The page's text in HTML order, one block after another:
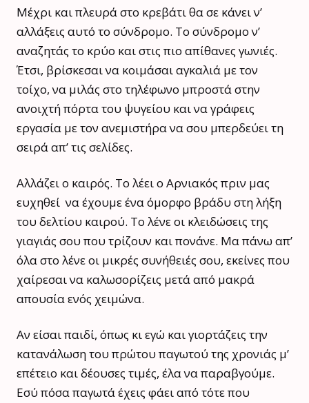
Μέχρι και πλευρά στο κρεβάτι θα σε κάνει ν’
αλλάξεις αυτό το σύνδρομο. Το σύνδρομο ν’
αναζητάς το κρύο και στις πιο απίθανες γωνιές.
Έτσι, βρίσκεσαι να κοιμάσαι αγκαλιά με τον
τοίχο, να μιλάς στο τηλέφωνο μπροστά στην
ανοιχτή πόρτα του ψυγείου και να γράφεις
εργασία με τον ανεμιστήρα να σου μπερδεύει τη
σειρά απ’ τις σελίδες.
Αλλάζει ο καιρός. Το λέει ο Αρνιακός πριν μας
ευχηθεί να έχουμε ένα όμορφο βράδυ στη λήξη
του δελτίου καιρού. Το λένε οι κλειδώσεις της
γιαγιάς σου που τρίζουν και πονάνε. Μα πάνω απ’
όλα στο λένε οι μικρές συνήθειές σου, εκείνες που
χαίρεσαι να καλωσορίζεις μετά από μακρά
απουσία ενός χειμώνα.
Αν είσαι παιδί, όπως κι εγώ και γιορτάζεις την
κατανάλωση του πρώτου παγωτού της χρονιάς μ’
επέτειο και δέουσες τιμές, έλα να παραβγούμε.
Εσύ πόσα παγωτά έχεις φάει από τότε που